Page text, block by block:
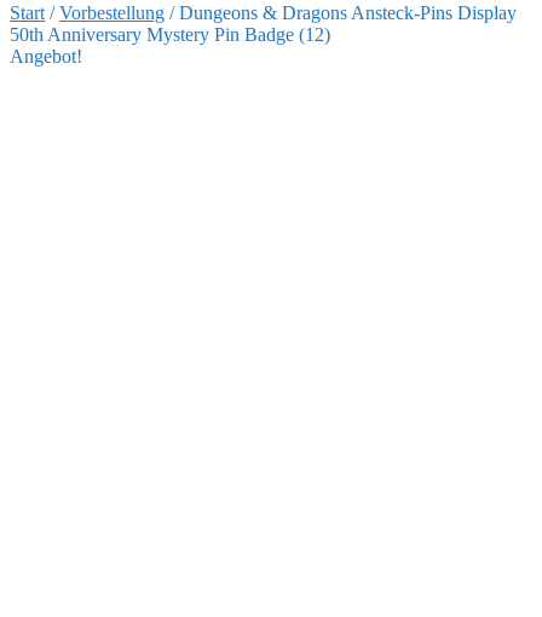
Start /Vorbestellung /Dungeons & Dragons Ansteck-Pins Display
50th Anniversary Mystery Pin Badge (12)
Angebot!